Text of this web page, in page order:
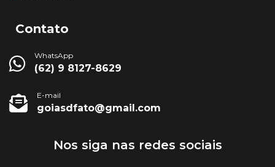
Contato
WhatsApp
(62) 9 8127-8629
E-mail
goiasdfato@gmail.com
Nos siga nas redes sociais